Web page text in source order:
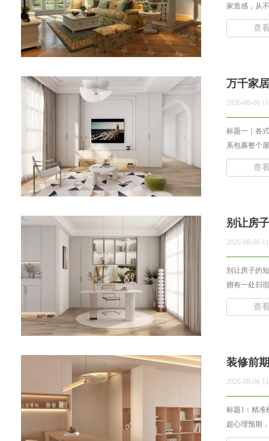
家质感，从
查
万千家
2026-08-06
标题一｜各
系包裹整个
查
别让房
2026-08-06
别让房子的
拥有一处归
查
装修前
2026-08-06
标题1：精准
超心理预期